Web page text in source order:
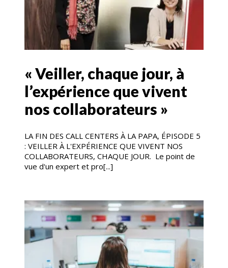
« Veiller, chaque jour, à
l’expérience que vivent
nos collaborateurs »
LA FIN DES CALL CENTERS À LA PAPA, ÉPISODE 5
: VEILLER À L'EXPÉRIENCE QUE VIVENT NOS
COLLABORATEURS, CHAQUE JOUR. Le point de
vue d'un expert et pro[...]